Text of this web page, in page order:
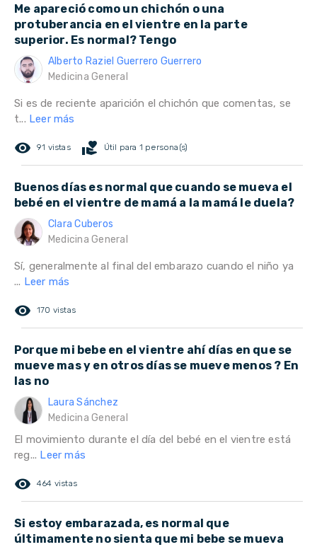
Me apareció como un chichón o una
protuberancia en el vientre en la parte
superior. Es normal? Tengo
Alberto Raziel Guerrero Guerrero
Medicina General
Si es de reciente aparición el chichón que comentas, se
t... Leer más
remove_red_eye 91 vistas volunteer_activism Útil para 1 persona(s)
Buenos días es normal que cuando se mueva el
bebé en el vientre de mamá a la mamá le duela?
Clara Cuberos
Medicina General
Sí, generalmente al final del embarazo cuando el niño ya
... Leer más
remove_red_eye 170 vistas
Porque mi bebe en el vientre ahí días en que se
mueve mas y en otros días se mueve menos ? En
las no
Laura Sánchez
Medicina General
El movimiento durante el día del bebé en el vientre está
reg... Leer más
remove_red_eye 464 vistas
Si estoy embarazada, es normal que
últimamente no sienta que mi bebe se mueva